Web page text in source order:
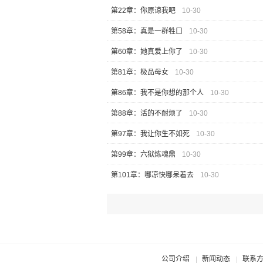
第22章：你原谅我吧 10-30
第58章：真是一群牲口 10-30
第60章：她真爱上你了 10-30
第81章：极品母女 10-30
第86章：我不是你想的那个人 10-30
第88章：活的不耐烦了 10-30
第97章：我让你生不如死 10-30
第99章：六狱炼魂鼎 10-30
第101章：哪凉快哪呆着去 10-30
公司介绍 新闻动态 联系